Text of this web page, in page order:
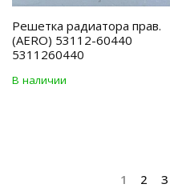
Решетка радиатора прав.
(AERO) 53112-60440
5311260440
В наличии
1 2 3